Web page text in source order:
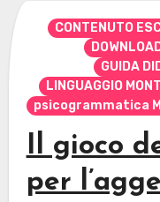
CONTENUTO
GUIDA
LINGUAGGIO
psicogrammatica
Il gioco
per